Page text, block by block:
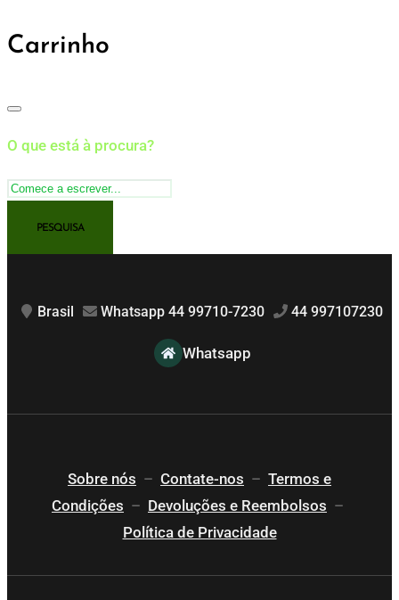
Carrinho
O que está à procura?
Brasil Whatsapp 44 99710-7230 44 997107230
Whatsapp
Sobre nós – Contate-nos – Termos e
Condições – Devoluções e Reembolsos –
Política de Privacidade